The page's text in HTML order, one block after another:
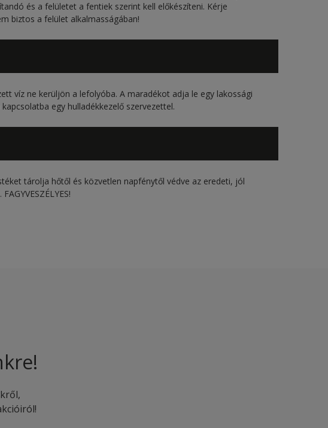
és a felületet a fentiek szerint kell előkészíteni. Kérje
biztos a felület alkalmasságában!
víz ne kerüljön a lefolyóba. A maradékot adja le egy lakossági
egy hulladékkezelő szervezettel.
tárolja hőtől és közvetlen napfénytől védve az eredeti, jól